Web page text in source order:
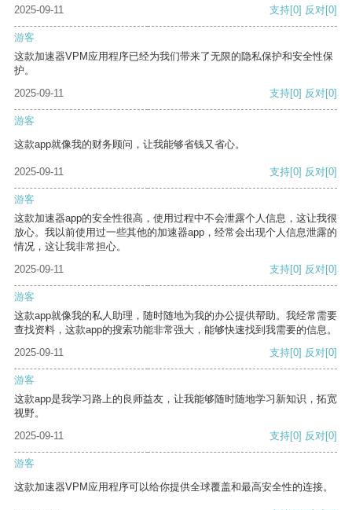
2025-09-11 支持[0] 反对[0]
游客
这款加速器VPM应用程序已经为我们带来了无限的隐私保护和安全性保
护。
2025-09-11
支持[0] 反对[0]
游客
这款app就像我的财务顾问，让我能够省钱又省心。
2025-09-11 支持[0] 反对[0]
游客
这款加速器app的安全性很高，使用过程中不会泄露个人信息，这让我很
放心。我以前使用过一些其他的加速器app，经常会出现个人信息泄露的
情况，这让我非常担心。
2025-09-11
支持[0] 反对[0]
游客
这款app就像我的私人助理，随时随地为我的办公提供帮助。我经常需要
查找资料，这款app的搜索功能非常强大，能够快速找到我需要的信息。
2025-09-11
支持[0] 反对[0]
游客
这款app是我学习路上的良师益友，让我能够随时随地学习新知识，拓宽
视野。
2025-09-11
支持[0] 反对[0]
游客
这款加速器VPM应用程序可以给你提供全球覆盖和最高安全性的连接。